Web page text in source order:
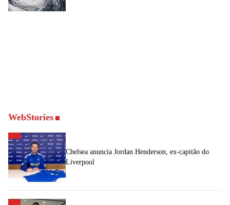
WebStories
Chelsea anuncia Jordan Henderson, ex-capitão do
Liverpool